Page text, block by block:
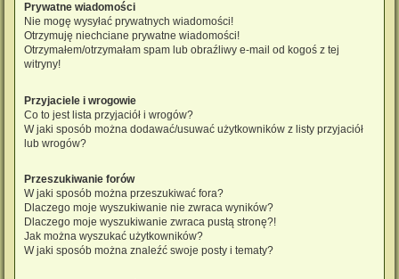
Prywatne wiadomości
Nie mogę wysyłać prywatnych wiadomości!
Otrzymuję niechciane prywatne wiadomości!
Otrzymałem/otrzymałam spam lub obraźliwy e-mail od kogoś z tej
witryny!
Przyjaciele i wrogowie
Co to jest lista przyjaciół i wrogów?
W jaki sposób można dodawać/usuwać użytkowników z listy przyjaciół
lub wrogów?
Przeszukiwanie forów
W jaki sposób można przeszukiwać fora?
Dlaczego moje wyszukiwanie nie zwraca wyników?
Dlaczego moje wyszukiwanie zwraca pustą stronę?!
Jak można wyszukać użytkowników?
W jaki sposób można znaleźć swoje posty i tematy?